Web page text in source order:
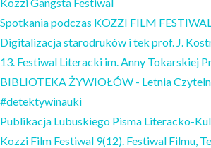
Spotkania podczas KOZZI FILM
Digitalizacja starodruków i tek prof. J.
13. Festiwal Literacki im. Anny Tokarskiej
BIBLIOTEKA ŻYWIOŁÓW - Letnia
#detektywinauki
Publikacja Lubuskiego Pisma Literacko-
Kozzi Film Festiwal 9(12). Festiwal Filmu,